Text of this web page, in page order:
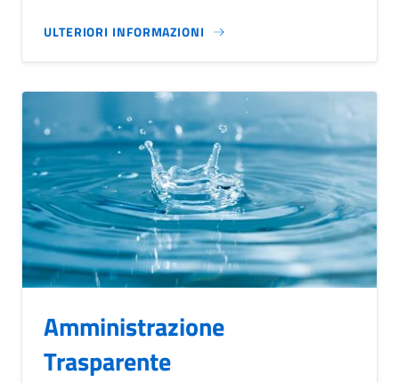
ULTERIORI INFORMAZIONI
Amministrazione
Trasparente